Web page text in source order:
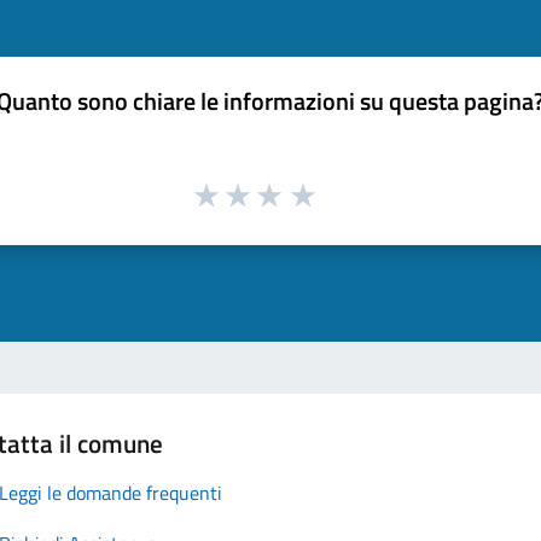
sono chiare le informazioni su questa
il comune
Leggi le domande frequenti